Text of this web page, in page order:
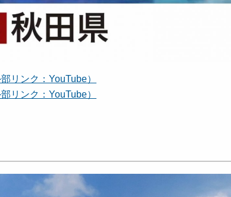
リンク：YouTube）
リンク：YouTube）